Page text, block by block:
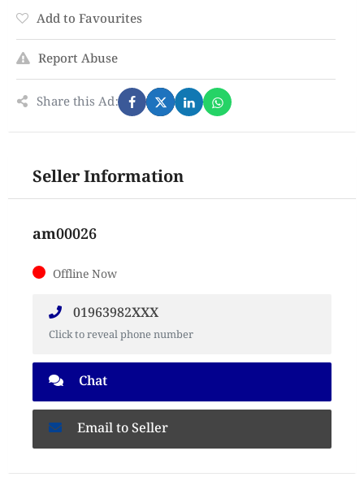
Add to Favourites
Report Abuse
Share this Ad:
Seller Information
am00026
Offline Now
01963982XXX
Click to reveal phone number
Chat
Email to Seller